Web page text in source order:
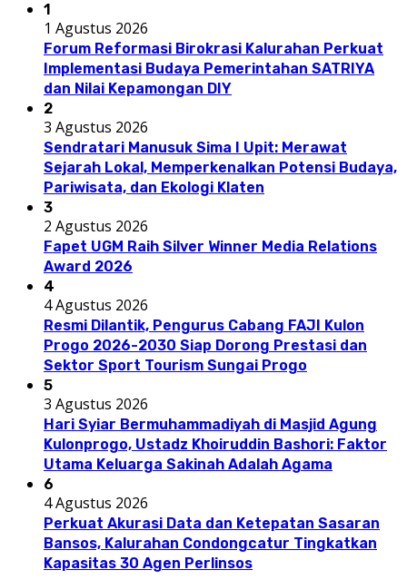
1
1 Agustus 2026
Forum Reformasi Birokrasi Kalurahan Perkuat
Implementasi Budaya Pemerintahan SATRIYA
dan Nilai Kepamongan DIY
2
3 Agustus 2026
Sendratari Manusuk Sima I Upit: Merawat
Sejarah Lokal, Memperkenalkan Potensi Budaya,
Pariwisata, dan Ekologi Klaten
3
2 Agustus 2026
Fapet UGM Raih Silver Winner Media Relations
Award 2026
4
4 Agustus 2026
Resmi Dilantik, Pengurus Cabang FAJI Kulon
Progo 2026-2030 Siap Dorong Prestasi dan
Sektor Sport Tourism Sungai Progo
5
3 Agustus 2026
Hari Syiar Bermuhammadiyah di Masjid Agung
Kulonprogo, Ustadz Khoiruddin Bashori: Faktor
Utama Keluarga Sakinah Adalah Agama
6
4 Agustus 2026
Perkuat Akurasi Data dan Ketepatan Sasaran
Bansos, Kalurahan Condongcatur Tingkatkan
Kapasitas 30 Agen Perlinsos